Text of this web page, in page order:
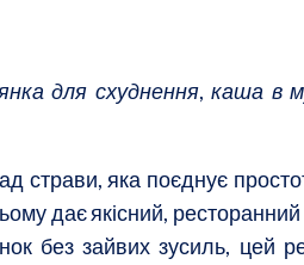
для схуднення, каша в
страви, яка поєднує
дає якісний, ресторанний
без зайвих зусиль, цей